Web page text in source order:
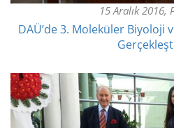
15 Aralık 2016,
DAÜ’de 3. Moleküler Biyoloji